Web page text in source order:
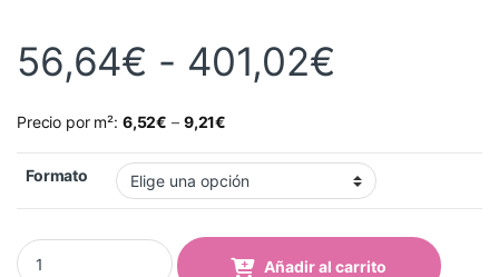
56,64€ - 401,02€
Precio por m²: 6,52€ – 9,21€
Formato
Vinilo Avery 700 Rojo Cardenal (749 Cardinal Red) quantity
Añadir al carrito